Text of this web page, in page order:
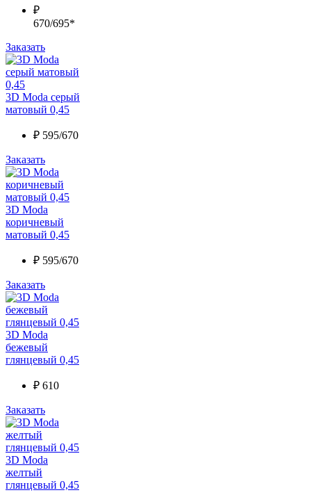
₽
670/695*
Заказать
3D Moda серый
матовый 0,45
₽ 595/670
Заказать
3D Moda
коричневый
матовый 0,45
₽ 595/670
Заказать
3D Moda
бежевый
глянцевый 0,45
₽ 610
Заказать
3D Moda
желтый
глянцевый 0,45